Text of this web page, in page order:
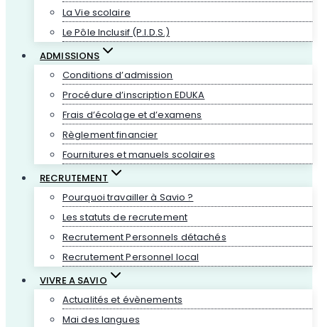
La Vie scolaire
Le Pôle Inclusif (P.I.D.S.)
ADMISSIONS
Conditions d’admission
Procédure d’inscription EDUKA
Frais d’écolage et d’examens
Règlement financier
Fournitures et manuels scolaires
RECRUTEMENT
Pourquoi travailler à Savio ?
Les statuts de recrutement
Recrutement Personnels détachés
Recrutement Personnel local
VIVRE A SAVIO
Actualités et évènements
Mai des langues